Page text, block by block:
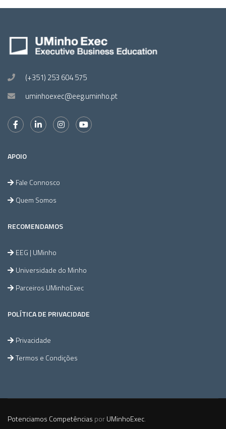
(+351) 253 604 575
uminhoexec@eeg.uminho.pt
APOIO
Fale Connosco
Quem Somos
RECOMENDAMOS
EEG | UMinho
Universidade do Minho
Parceiros UMinhoExec
POLÍTICA DE PRIVACIDADE
Privacidade
Termos e Condições
Potenciamos Competências porUMinhoExec.